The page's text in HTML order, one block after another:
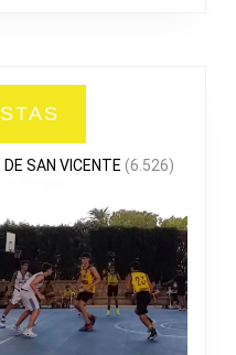
SAN VICENTE (6.526)